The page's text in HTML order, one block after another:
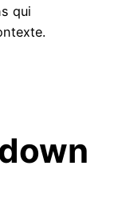
qui